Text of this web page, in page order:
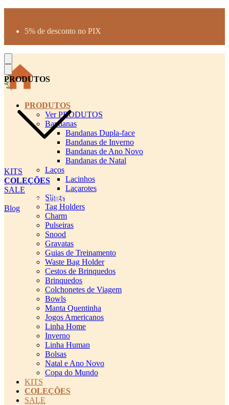
5% de desconto no PIX
PRODUTOS
KITS
COLEÇÕES
SALE
cadastro pet QRCODE
Blog
PRODUTOS
Ver PRODUTOS
Bandanas
Bandanas Dupla-face
Bandanas de Inverno
Bandanas de Ano Novo
Bandanas de Natal
Laços
Lacinhos
Laçarotes
Slings
Tag Holders
Charm
Pulseiras
Snood
Gravatas
Guias de Treinamento
Waste Bag Holder
Cestos de Brinquedos
Brinquedos
Colchonetes de Viagem
Bowls
Manta Quentinha
Jogos Americanos
Linha Home
Inverno
Linha Human
Bolsas
Natal e Ano Novo
Copa do Mundo
KITS
COLEÇÕES
SALE